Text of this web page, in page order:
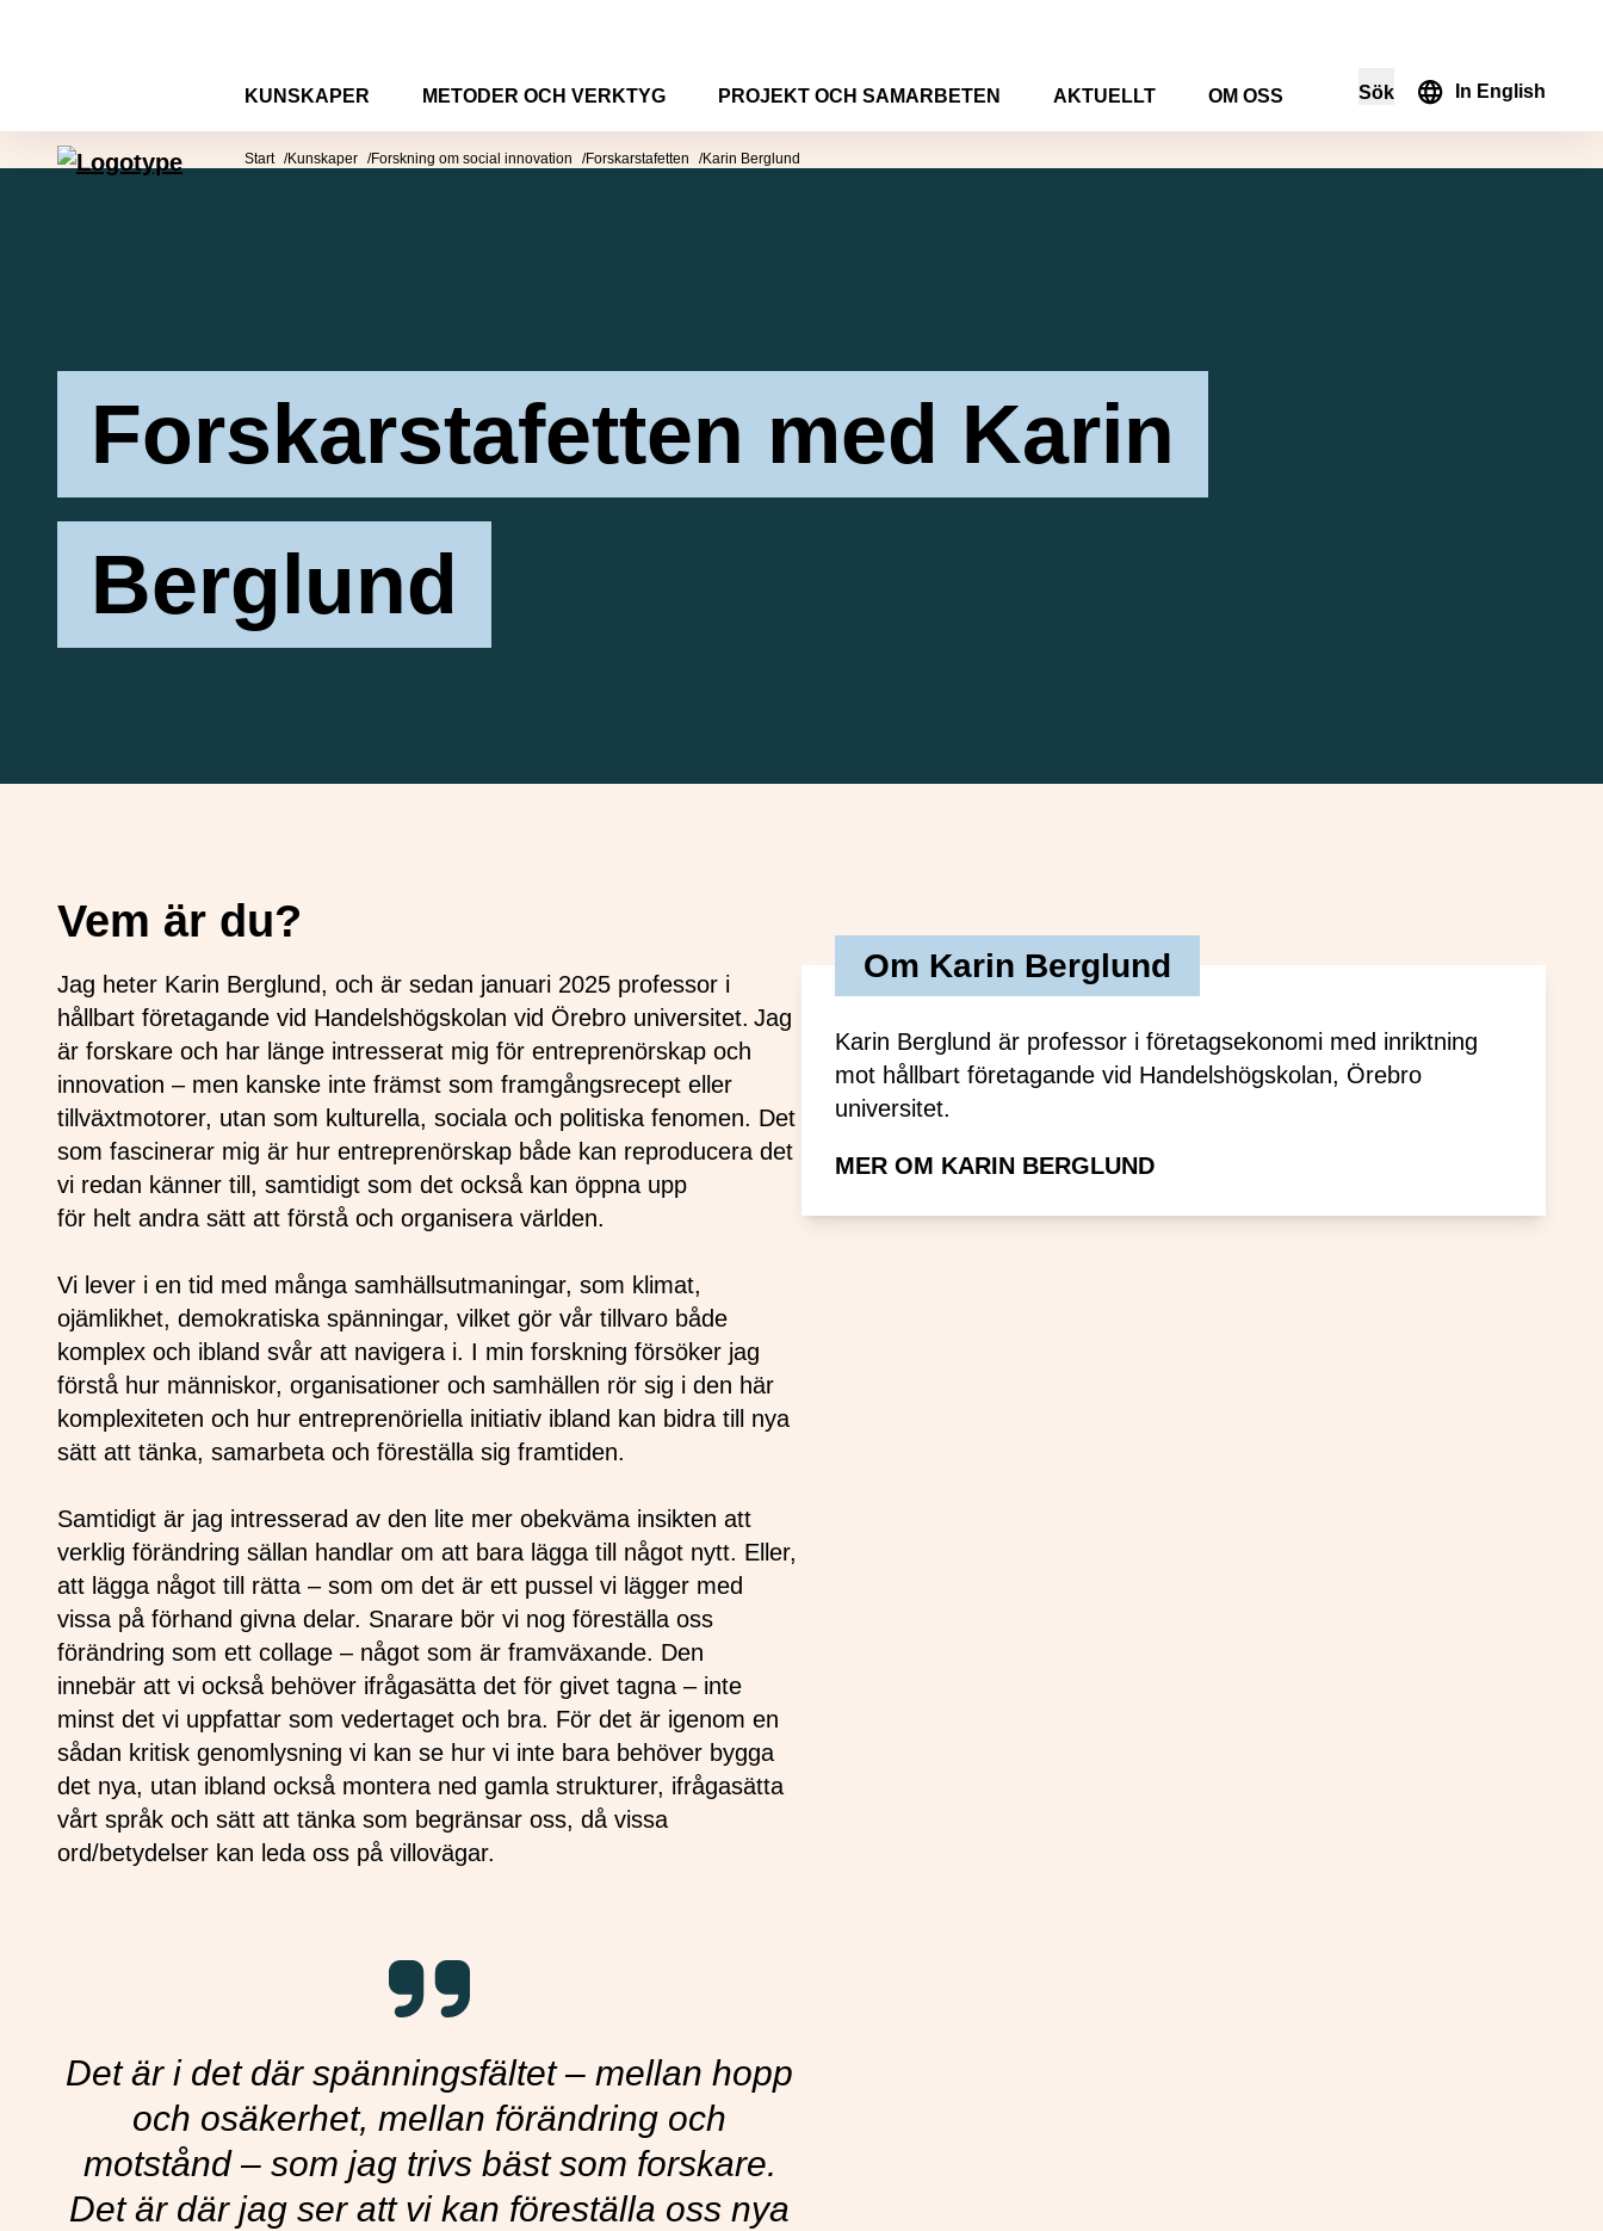
Mötesplatsen Social Innovation
KUNSKAPER METODER OCH VERKTYG PROJEKT OCH SAMARBETEN AKTUELLT OM OSS Sök In English
Start Kunskaper Forskning om social innovation Forskarstafetten Karin Berglund
Forskarstafetten med Karin
Berglund
Vem är du?
Jag heter Karin Berglund, och är sedan januari 2025 professor i
hållbart företagande vid Handelshögskolan vid Örebro universitet. Jag
är forskare och har länge intresserat mig för entreprenörskap och
innovation – men kanske inte främst som framgångsrecept eller
tillväxtmotorer, utan som kulturella, sociala och politiska fenomen. Det
som fascinerar mig är hur entreprenörskap både kan reproducera det
vi redan känner till, samtidigt som det också kan öppna upp
för helt andra sätt att förstå och organisera världen.
Vi lever i en tid med många samhällsutmaningar, som klimat,
ojämlikhet, demokratiska spänningar, vilket gör vår tillvaro både
komplex och ibland svår att navigera i. I min forskning försöker jag
förstå hur människor, organisationer och samhällen rör sig i den här
komplexiteten och hur entreprenöriella initiativ ibland kan bidra till nya
sätt att tänka, samarbeta och föreställa sig framtiden.
Samtidigt är jag intresserad av den lite mer obekväma insikten att
verklig förändring sällan handlar om att bara lägga till något nytt. Eller,
att lägga något till rätta – som om det är ett pussel vi lägger med
vissa på förhand givna delar. Snarare bör vi nog föreställa oss
förändring som ett collage – något som är framväxande. Den
innebär att vi också behöver ifrågasätta det för givet tagna – inte
minst det vi uppfattar som vedertaget och bra. För det är igenom en
sådan kritisk genomlysning vi kan se hur vi inte bara behöver bygga
det nya, utan ibland också montera ned gamla strukturer, ifrågasätta
vårt språk och sätt att tänka som begränsar oss, då vissa
ord/betydelser kan leda oss på villovägar.
Det är i det där spänningsfältet – mellan hopp
och osäkerhet, mellan förändring och
motstånd – som jag trivs bäst som forskare.
Det är där jag ser att vi kan föreställa oss nya
Om Karin Berglund
Karin Berglund är professor i företagsekonomi med inriktning
mot hållbart företagande vid Handelshögskolan, Örebro
universitet.
MER OM KARIN BERGLUND